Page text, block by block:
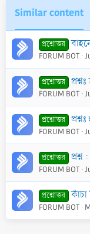
Similar content
প্রশ্নোত্তর
FORUM BOT
প্রশ্নোত্তর প্রশ্নঃ সুন্নাত
FORUM BOT
প্রশ্নোত্তর
FORUM BOT
প্রশ্নোত্তর প্রশ্ন :
FORUM BOT
প্রশ্নোত্তর কাঁচা পিঁয়াজ-
FORUM BOT